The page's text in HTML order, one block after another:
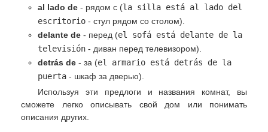
al lado de - рядом с (la silla está al lado del
escritorio - стул рядом со столом).
delante de - перед (el sofá está delante de la
televisión - диван перед телевизором).
detrás de - за (el armario está detrás de la
puerta - шкаф за дверью).
Используя эти предлоги и названия комнат, вы
сможете легко описывать свой дом или понимать
описания других.